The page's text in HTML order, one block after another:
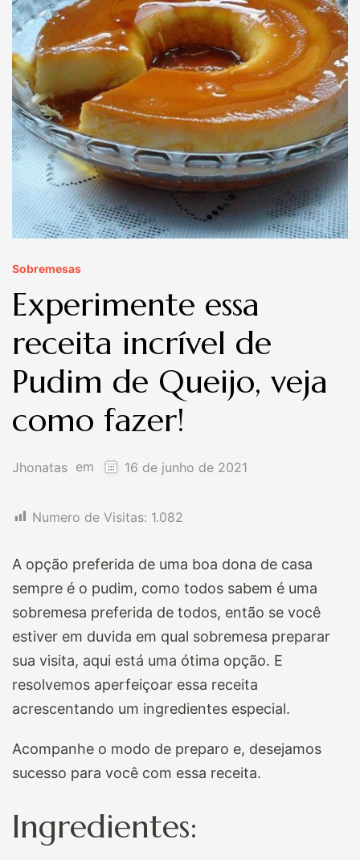
Sobremesas
Experimente essa
receita incrível de
Pudim de Queijo, veja
como fazer!
Jhonatas em 16 de junho de 2021
Numero de Visitas: 1.082
A opção preferida de uma boa dona de casa
sempre é o pudim, como todos sabem é uma
sobremesa preferida de todos, então se você
estiver em duvida em qual sobremesa preparar
sua visita, aqui está uma ótima opção. E
resolvemos aperfeiçoar essa receita
acrescentando um ingredientes especial.
Acompanhe o modo de preparo e, desejamos
sucesso para você com essa receita.
Ingredientes: